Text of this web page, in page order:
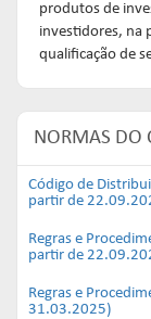
produtos de
investidores, na
qualificação de
NORMAS DO
Código de
partir de
Regras e
partir de
Regras e
31.03.2025)